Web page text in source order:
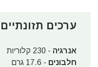
ערכים תזונתיים
אנרגיה - 230 קלוריות
חלבונים - 17.6 גרם